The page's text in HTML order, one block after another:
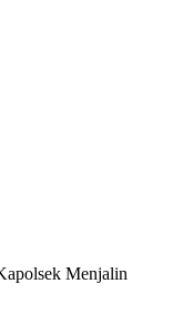
Menjalin